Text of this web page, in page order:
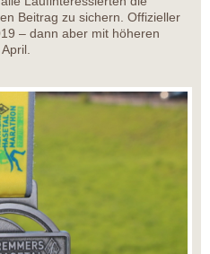
Beitrag zu sichern. Offizieller
– dann aber mit höheren